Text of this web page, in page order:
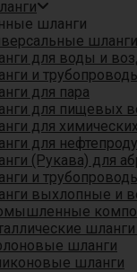
шланги
для воды и
и
для пара
для пищевых
для
для
(Рукава) для
и
выхлопные и
шланги
шланги